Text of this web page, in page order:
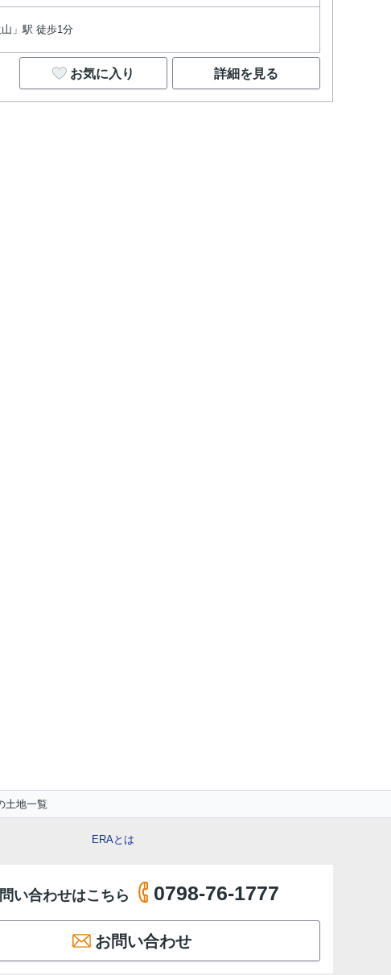
」駅 徒歩1分
お気に入り 詳細を見る
土地一覧
ERAとは
い合わせはこちら 0798-76-1777
お問い合わせ